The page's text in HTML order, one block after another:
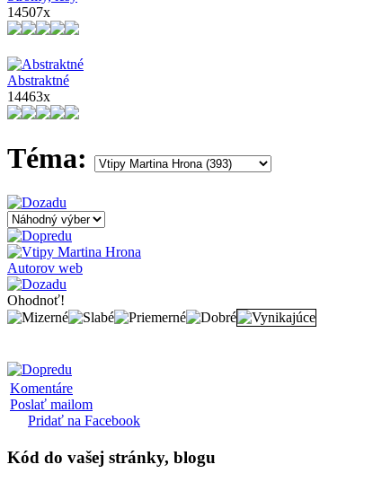
14507x
Abstraktné
14463x
Téma:
Autorov web
Ohodnoť!
Komentáre
Poslať mailom
Pridať na Facebook
Kód do vašej stránky, blogu